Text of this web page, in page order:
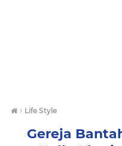
› Life Style
Gereja